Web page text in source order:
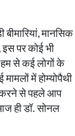
मानसिक
इस पर कोई भी
हम से कईलोगों के
में होम्योपैथी
करने से पहले आप
ही डॉ. सोनल